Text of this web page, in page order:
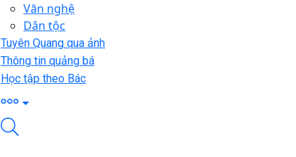
Văn nghệ
Dân tộc
Tuyên Quang qua ảnh
Thông tin quảng bá
Học tập theo Bác